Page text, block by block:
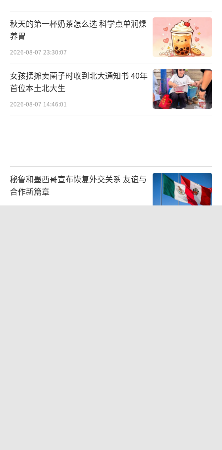
秋天的第一杯奶茶怎么选 科学点单润燥
养胃
2026-08-07 23:30:07
女孩摆摊卖菌子时收到北大通知书 40年
首位本土北大生
2026-08-07 14:46:01
秘鲁和墨西哥宣布恢复外交关系 友谊与
合作新篇章
2026-08-08 04:01:25